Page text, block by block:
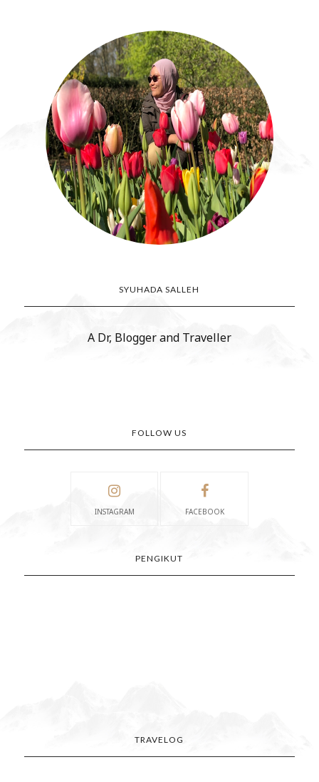
SYUHADA SALLEH
A Dr, Blogger and Traveller
FOLLOW US
INSTAGRAM FACEBOOK
PENGIKUT
TRAVELOG